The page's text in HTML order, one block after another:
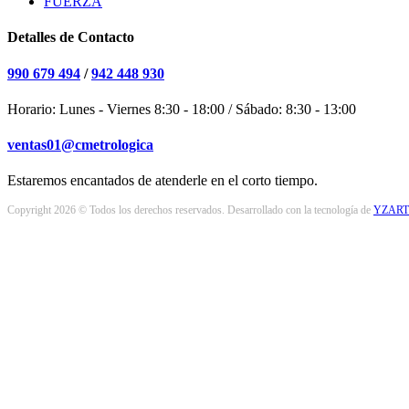
Detalles de Contacto
990 679 494 /942 448 930
Horario: Lunes - Viernes 8:30 - 18:00 / Sábado: 8:30 - 13:00
ventas01@cmetrologica
Estaremos encantados de atenderle en el corto tiempo.
Copyright 2026 © Todos los derechos reservados. Desarrollado con la tecnología de